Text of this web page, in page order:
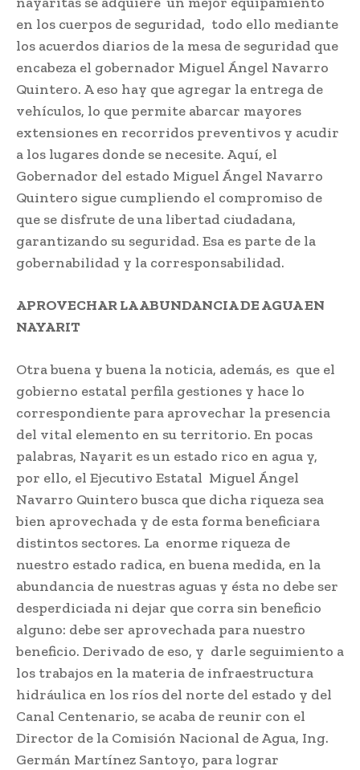
en los cuerpos de seguridad, todo ello mediante
los acuerdos diarios de la mesa de seguridad que
encabeza el gobernador Miguel Ángel Navarro
Quintero. A eso hay que agregar la entrega de
vehículos, lo que permite abarcar mayores
extensiones en recorridos preventivos y acudir
a los lugares donde se necesite. Aquí, el
Gobernador del estado Miguel Ángel Navarro
Quintero sigue cumpliendo el compromiso de
que se disfrute de una libertad ciudadana,
garantizando su seguridad. Esa es parte de la
gobernabilidad y la corresponsabilidad.
APROVECHAR LA ABUNDANCIA DE AGUA EN
NAYARIT
Otra buena y buena la noticia, además, es que el
gobierno estatal perfila gestiones y hace lo
correspondiente para aprovechar la presencia
del vital elemento en su territorio. En pocas
palabras, Nayarit es un estado rico en agua y,
por ello, el Ejecutivo Estatal Miguel Ángel
Navarro Quintero busca que dicha riqueza sea
bien aprovechada y de esta forma beneficiara
distintos sectores. La enorme riqueza de
nuestro estado radica, en buena medida, en la
abundancia de nuestras aguas y ésta no debe ser
desperdiciada ni dejar que corra sin beneficio
alguno: debe ser aprovechada para nuestro
beneficio. Derivado de eso, y darle seguimiento a
los trabajos en la materia de infraestructura
hidráulica en los ríos del norte del estado y del
Canal Centenario, se acaba de reunir con el
Director de la Comisión Nacional de Agua, Ing.
Germán Martínez Santoyo, para lograr